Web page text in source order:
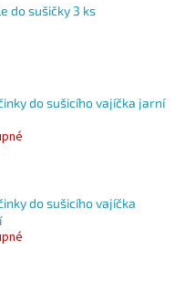
do sušičky 3 ks
do sušicího vajíčka jarní
do sušicího vajíčka